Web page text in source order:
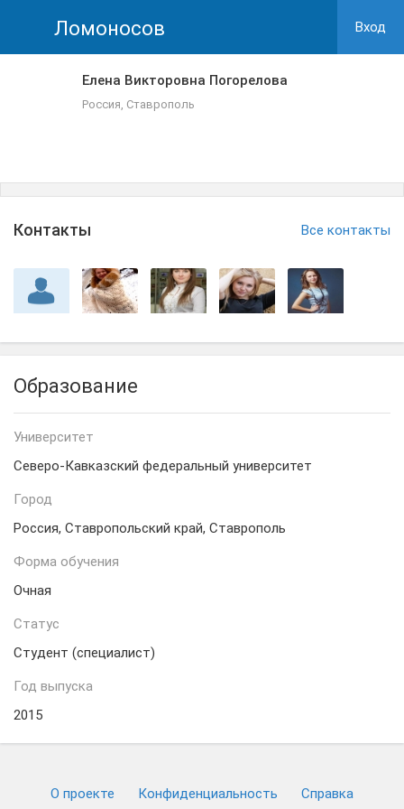
Ломоносов Вход
Елена Викторовна Погорелова
Россия, Ставрополь
Контакты Все контакты
Образование
Университет
Северо-Кавказский федеральный университет
Город
Россия, Ставропольский край, Ставрополь
Форма обучения
Очная
Статус
Студент (специалист)
Год выпуска
2015
О проекте Конфиденциальность Cправка